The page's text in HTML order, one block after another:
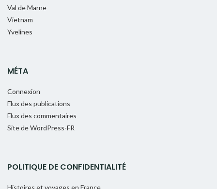
Val de Marne
Vietnam
Yvelines
MÉTA
Connexion
Flux des publications
Flux des commentaires
Site de WordPress-FR
POLITIQUE DE CONFIDENTIALITÉ
Histoires et voyages en France